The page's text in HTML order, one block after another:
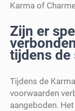
Karma of
Zijn er
tijdens de
Tijdens de
voorwaarden
aangeboden.